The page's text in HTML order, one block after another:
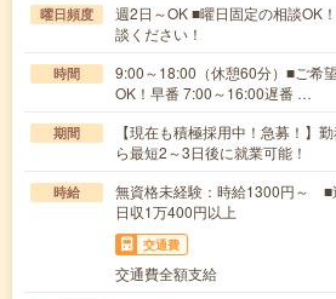
曜日頻度
週2日～OK ■曜日固定の相談OK
談ください！
時間
9:00～18:00（休憩60分）■ご希
OK！早番 7:00～16:00遅番 …
期間
【現在も積極採用中！急募！】
ら最短2～3日後に就業可能！
時給
無資格未経験：時給1300円～
日収1万400円以上
交通費
交通費全額支給